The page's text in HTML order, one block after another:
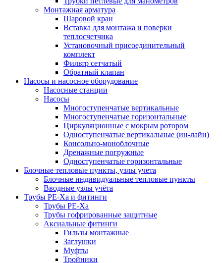
Монтажная арматура
Шаровой кран
Вставка для монтажа и поверки
теплосчетчика
Установочный присоединительный
комплект
Фильтр сетчатый
Обратный клапан
Насосы и насосное оборудование
Насосные станции
Насосы
Многоступенчатые вертикальные
Многоступенчатые горизонтальные
Циркуляционные с мокрым ротором
Одноступенчатые вертикальные (ин-лайн)
Консольно-моноблочные
Дренажные погружные
Одноступенчатые горизонтальные
Блочные тепловые пункты, узлы учета
Блочные индивидуальные тепловые пункты
Вводные узлы учёта
Трубы РЕ-Ха и фитинги
Трубы РЕ-Ха
Трубы гофрированные защитные
Аксиальные фитинги
Гильзы монтажные
Заглушки
Муфты
Тройники